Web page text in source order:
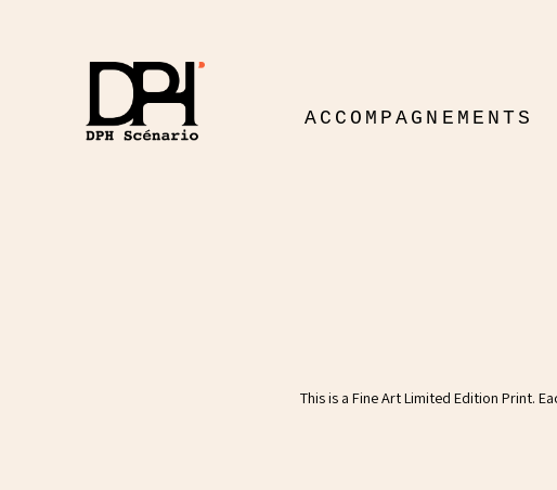
ACCOMPAGNEMENTS
This is a Fine Art Limited Edition Print.